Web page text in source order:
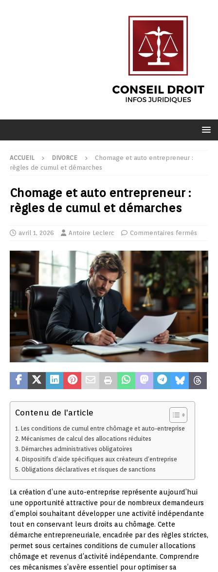
ACCUEIL DIVORCE
Chomage et auto entrepreneur :
règles de cumul et démarches
Chomage et auto entrepreneur :
règles de cumul et démarches
avril 1, 2026 Antoire Leclerc Commentaires fermés
Contenu de l'article
Les conditions de cumul entre chômage et auto-entreprise
Mécanismes de calcul des allocations réduites
Démarches administratives obligatoires
Dispositifs d’aide spécifiques aux créateurs d’entreprise
Obligations déclaratives et risques de sanctions
La création d’une auto-entreprise représente aujourd’hui
une opportunité attractive pour de nombreux demandeurs
d’emploi souhaitant développer une activité indépendante
tout en conservant leurs droits au chômage. Cette
démarche entrepreneuriale, encadrée par des règles strictes,
permet sous certaines conditions de cumuler allocations
chômage et revenus d’activité indépendante. Comprendre
ces mécanismes s’avère essentiel pour optimiser sa